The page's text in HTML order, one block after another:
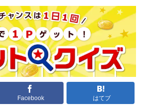
Facebook はてブ